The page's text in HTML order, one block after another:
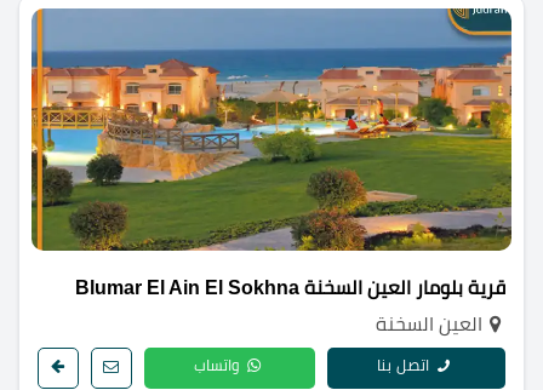
قرية بلومار العين السخنة Blumar El Ain El Sokhna
العين السخنة
اتصل بنا واتساب